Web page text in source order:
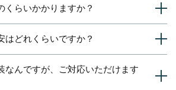
ひ数社に問い合わせてお見積りを取り、金額
を尽くさせていただきます。
工保証をお付けしております（保証期間は塗料
おりますが、万が一気になる点がございまし
くらいかかりますか？
い。家の大きさや塗装プランなどにもよりま
す。
も異なりますので、お見積りの際に詳細を確認
ます。
はどれくらいですか？
ドや劣化状況にもよりますが、まだ一度も塗
般的に8～12年を目安に塗替えされる方が多い
なんですが、ご対応いただけます